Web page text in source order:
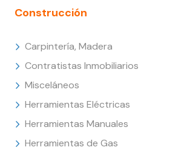
Construcción
Carpintería, Madera
Contratistas Inmobiliarios
Misceláneos
Herramientas Eléctricas
Herramientas Manuales
Herramientas de Gas